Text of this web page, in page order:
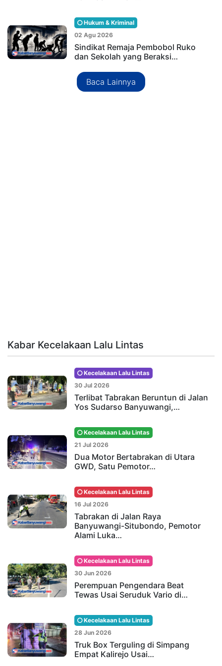
Hukum & Kriminal
02 Agu 2026
Sindikat Remaja Pembobol Ruko
dan Sekolah yang Beraksi…
Baca Lainnya
Kabar Kecelakaan Lalu Lintas
Kecelakaan Lalu Lintas
30 Jul 2026
Terlibat Tabrakan Beruntun di Jalan
Yos Sudarso Banyuwangi,…
Kecelakaan Lalu Lintas
21 Jul 2026
Dua Motor Bertabrakan di Utara
GWD, Satu Pemotor…
Kecelakaan Lalu Lintas
16 Jul 2026
Tabrakan di Jalan Raya
Banyuwangi-Situbondo, Pemotor
Alami Luka…
Kecelakaan Lalu Lintas
30 Jun 2026
Perempuan Pengendara Beat
Tewas Usai Seruduk Vario di…
Kecelakaan Lalu Lintas
28 Jun 2026
Truk Box Terguling di Simpang
Empat Kalirejo Usai…